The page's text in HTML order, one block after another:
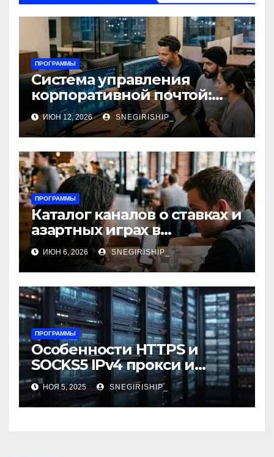
ПРОГРАММЫ
Система управления
корпоративной почтой:
функции, безопасность и
интеграция
ИЮН 12, 2026 SNEGIRISHIP_
ПРОГРАММЫ
Каталог каналов о ставках и
азартных играх в
мессенджерах
ИЮН 6, 2026 SNEGIRISHIP_
ПРОГРАММЫ
Особенности HTTPS и
SOCKS5 IPv4 прокси и
критерии выбора
НОЯ 5, 2025 SNEGIRISHIP_